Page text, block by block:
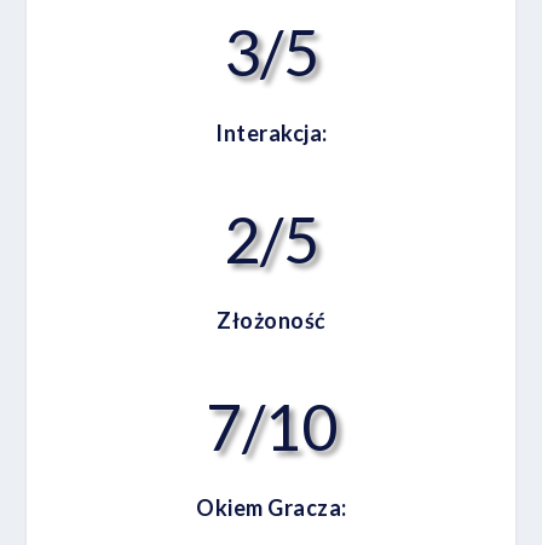
3/5
Interakcja:
2/5
Złożoność
7/10
Okiem Gracza: